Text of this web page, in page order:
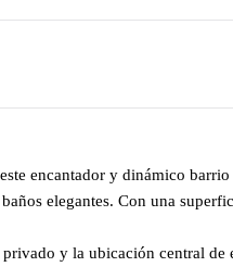
encantador y dinámico
elegantes. Con una
y la ubicación central de